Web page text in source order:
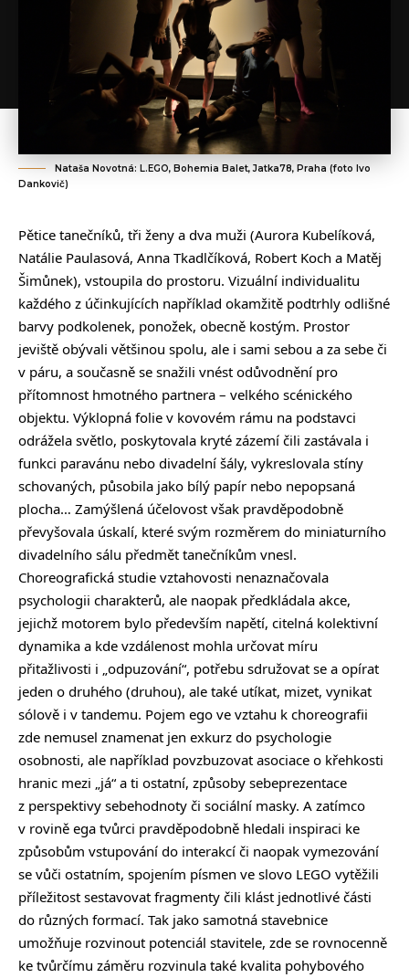
Nataša Novotná: L.EGO, Bohemia Balet, Jatka78, Praha (foto Ivo
Dankovič)
Pětice tanečníků, tři ženy a dva muži (Aurora Kubelíková,
Natálie Paulasová, Anna Tkadlčíková, Robert Koch a Matěj
Šimůnek), vstoupila do prostoru. Vizuální individualitu
každého z účinkujících například okamžitě podtrhly odlišné
barvy podkolenek, ponožek, obecně kostým. Prostor
jeviště obývali většinou spolu, ale i sami sebou a za sebe či
v páru, a současně se snažili vnést odůvodnění pro
přítomnost hmotného partnera – velkého scénického
objektu. Výklopná folie v kovovém rámu na podstavci
odrážela světlo, poskytovala kryté zázemí čili zastávala i
funkci paravánu nebo divadelní šály, vykreslovala stíny
schovaných, působila jako bílý papír nebo nepopsaná
plocha… Zamýšlená účelovost však pravděpodobně
převyšovala úskalí, které svým rozměrem do miniaturního
divadelního sálu předmět tanečníkům vnesl.
Choreografická studie vztahovosti nenaznačovala
psychologii charakterů, ale naopak předkládala akce,
jejichž motorem bylo především napětí, citelná kolektivní
dynamika a kde vzdálenost mohla určovat míru
přitažlivosti i „odpuzování“, potřebu sdružovat se a opírat
jeden o druhého (druhou), ale také utíkat, mizet, vynikat
sólově i v tandemu. Pojem ego ve vztahu k choreografii
zde nemusel znamenat jen exkurz do psychologie
osobnosti, ale například povzbuzovat asociace o křehkosti
hranic mezi „já“ a ti ostatní, způsoby sebeprezentace
z perspektivy sebehodnoty či sociální masky. A zatímco
v rovině ega tvůrci pravděpodobně hledali inspiraci ke
způsobům vstupování do interakcí či naopak vymezování
se vůči ostatním, spojením písmen ve slovo LEGO vytěžili
příležitost sestavovat fragmenty čili klást jednotlivé části
do různých formací. Tak jako samotná stavebnice
umožňuje rozvinout potenciál stavitele, zde se rovnocenně
ke tvůrčímu záměru rozvinula také kvalita pohybového